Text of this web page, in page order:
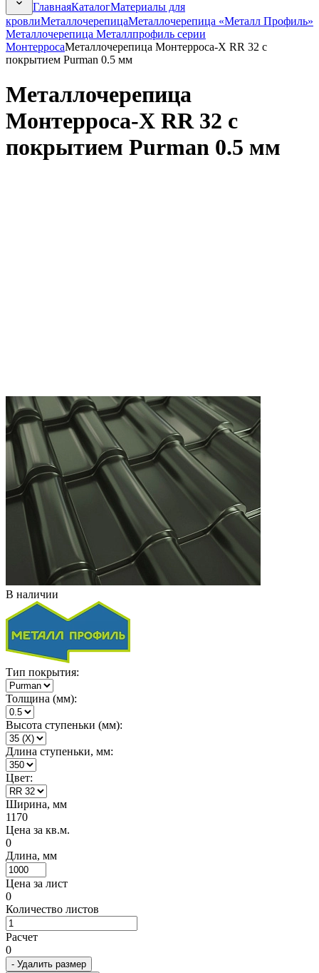
ГлавнаяКаталогМатериалы для
кровлиМеталлочерепицаМеталлочерепица «Металл Профиль»
Металлочерепица Металлпрофиль серии
МонтерросаМеталлочерепица Монтерроса-X RR 32 с
покрытием Purman 0.5 мм
Металлочерепица
Монтерроса-X RR 32 с
покрытием Purman 0.5 мм
В наличии
Тип покрытия:
Толщина (мм):
Высота ступеньки (мм):
Длина ступеньки, мм:
Цвет:
Ширина, мм
1170
Цена за кв.м.
0
Длина, мм
Цена за лист
0
Количество листов
Расчет
0
- Удалить размер